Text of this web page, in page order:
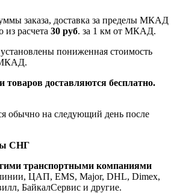
заказа, доставка за пределы МКАД
из расчета 30 руб. за 1 км от МКАД.
пониженная стоимость
МКАД.
товаров доставляются бесплатно.
обычно на следующий день после
СНГ
транспортными компаниями
ЦАП, EMS, Major, DHL, Dimex,
БайкалСервис и другие.